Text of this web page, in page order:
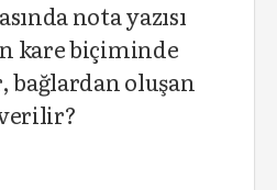
nota yazısı
kare biçiminde
oluşan